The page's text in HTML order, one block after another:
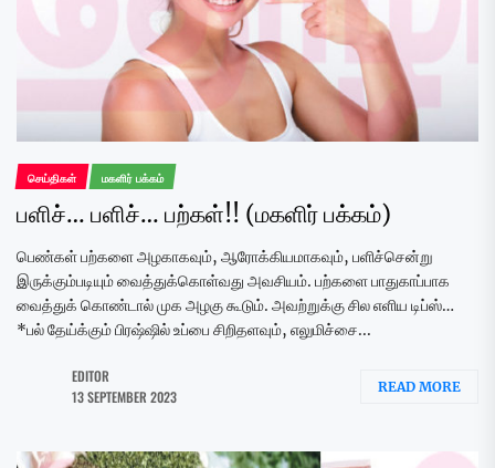
செய்திகள் மகளிர் பக்கம்
பளிச்… பளிச்… பற்கள்!! (மகளிர் பக்கம்)
பெண்கள் பற்களை அழகாகவும், ஆரோக்கியமாகவும், பளிச்சென்று
இருக்கும்படியும் வைத்துக்கொள்வது அவசியம். பற்களை பாதுகாப்பாக
வைத்துக் கொண்டால் முக அழகு கூடும். அவற்றுக்கு சில எளிய டிப்ஸ்…
*பல் தேய்க்கும் பிரஷ்ஷில் உப்பை சிறிதளவும், எலுமிச்சை...
EDITOR
13 SEPTEMBER 2023
READ MORE